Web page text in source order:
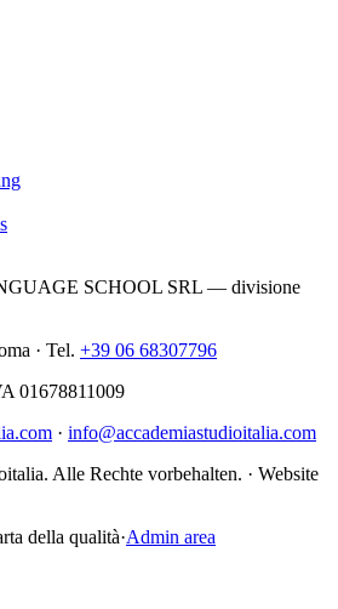
SCHOOL SRL — divisione
· Tel. +39 06 68307796
01678811009
· info@accademiastudioitalia.com
Alle Rechte vorbehalten. · Website
della qualità·Admin area